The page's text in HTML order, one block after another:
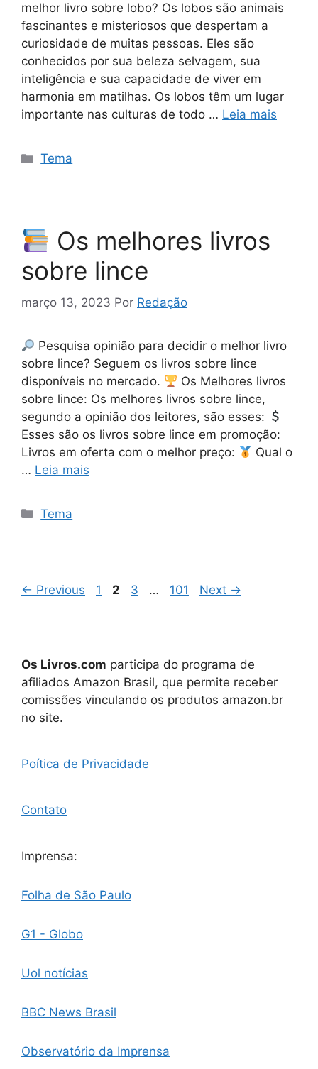
melhor livro sobre lobo? Os lobos são animais
fascinantes e misteriosos que despertam a
curiosidade de muitas pessoas. Eles são
conhecidos por sua beleza selvagem, sua
inteligência e sua capacidade de viver em
harmonia em matilhas. Os lobos têm um lugar
importante nas culturas de todo … Leia mais
Categorias
Tema
Os melhores livros
sobre lince
março 13, 2023 Por Redação
Pesquisa opinião para decidir o melhor livro
sobre lince? Seguem os livros sobre lince
disponíveis no mercado.
Os Melhores livros
sobre lince: Os melhores livros sobre lince,
segundo a opinião dos leitores, são esses:
Esses são os livros sobre lince em promoção:
Livros em oferta com o melhor preço:
Qual o
… Leia mais
Categorias
Tema
← Previous Page
1 Page
2 Page
3 … Page
101 Next →
Os Livros.com participa do programa de
afiliados Amazon Brasil, que permite receber
comissões vinculando os produtos amazon.br
no site.
Poítica de Privacidade
Contato
Imprensa:
Folha de São Paulo
G1 - Globo
Uol notícias
BBC News Brasil
Observatório da Imprensa